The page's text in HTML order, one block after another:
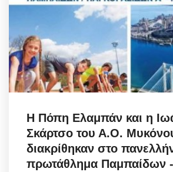
Η Πόπη Ελαμπάν και η
Σκάρτσο του Α.Ο.
διακρίθηκαν στο
πρωτάθλημα Παμπαίδων -